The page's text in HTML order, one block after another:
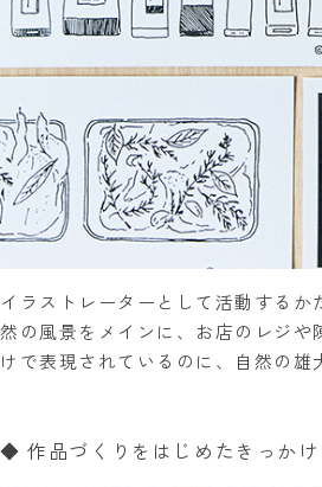
イラストレーターとして活動する
然の風景をメインに、お店のレジ
けで表現されているのに、自然の
◆ 作品づくりをはじめたきっかけ